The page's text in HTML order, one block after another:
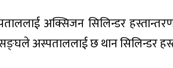
अक्सिजन सिलिन्डर
अस्पताललाई छ थान सिलिन्डर